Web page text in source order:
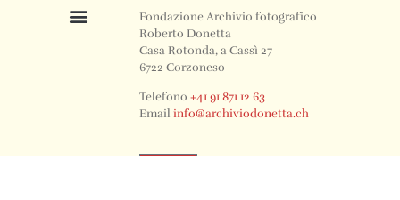
Fondazione Archivio fotografico
Roberto Donetta
Casa Rotonda, a Cassì 27
6722 Corzoneso
Telefono+41 91 871 12 63
Emailinfo@archiviodonetta.ch